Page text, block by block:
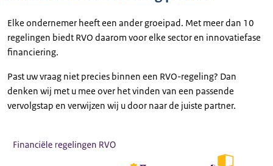
Elke ondernemer heeft een ander groeipad. Met meer dan 10
regelingen biedt RVO daarom voor elke sector en innovatiefase
financiering.
Past uw vraag niet precies binnen een RVO-regeling? Dan
denken wij met u mee over het vinden van een passende
vervolgstap en verwijzen wij u door naar de juiste partner.